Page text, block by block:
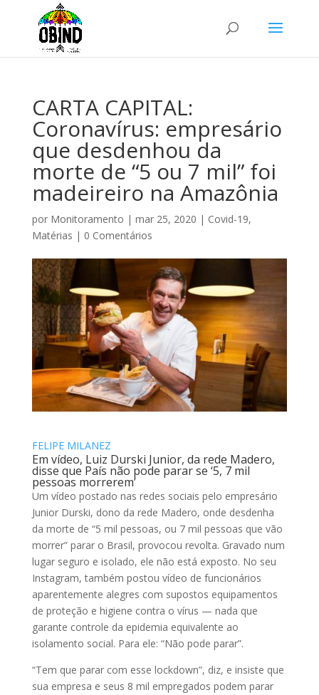
CARTA CAPITAL:
Coronavírus: empresário
que desdenhou da
morte de “5 ou 7 mil” foi
madeireiro na Amazônia
por Monitoramento | mar 25, 2020 | Covid-19,
Matérias | 0 Comentários
FELIPE MILANEZ
Em vídeo, Luiz Durski Junior, da rede Madero,
disse que País não pode parar se ‘5, 7 mil
pessoas morrerem’
Um vídeo postado nas redes sociais pelo empresário
Junior Durski, dono da rede Madero, onde desdenha
da morte de “5 mil pessoas, ou 7 mil pessoas que vão
morrer” parar o Brasil, provocou revolta. Gravado num
lugar seguro e isolado, ele não está exposto. No seu
Instagram, também postou vídeo de funcionários
aparentemente alegres com supostos equipamentos
de proteção e higiene contra o vírus — nada que
garante controle da epidemia equivalente ao
isolamento social. Para ele: “Não pode parar”.
“Tem que parar com esse lockdown”, diz, e insiste que
sua empresa e seus 8 mil empregados podem parar